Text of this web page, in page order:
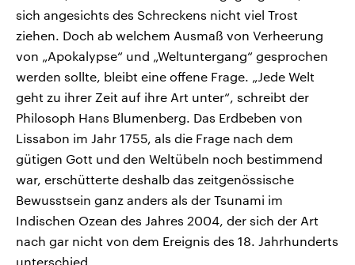
sich angesichts des Schreckens nicht viel Trost
ziehen. Doch ab welchem Ausmaß von Verheerung
von „Apokalypse“ und „Weltuntergang“ gesprochen
werden sollte, bleibt eine offene Frage. „Jede Welt
geht zu ihrer Zeit auf ihre Art unter“, schreibt der
Philosoph Hans Blumenberg. Das Erdbeben von
Lissabon im Jahr 1755, als die Frage nach dem
gütigen Gott und den Weltübeln noch bestimmend
war, erschütterte deshalb das zeitgenössische
Bewusstsein ganz anders als der Tsunami im
Indischen Ozean des Jahres 2004, der sich der Art
nach gar nicht von dem Ereignis des 18. Jahrhunderts
unterschied.